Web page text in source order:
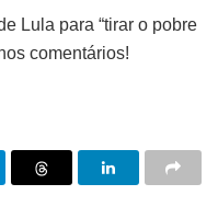
Lula para “tirar o pobre
comentários!